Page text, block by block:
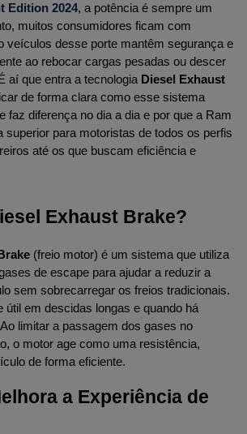
Edition 2024, a potência é sempre um
muitos consumidores ficam com
veículos desse porte mantêm segurança e
ao rebocar cargas pesadas ou descer
aí que entra a tecnologia Diesel Exhaust
de forma clara como esse sistema
faz diferença no dia a dia e por que a Ram
superior para motoristas de todos os perfis
até os que buscam eficiência e
Exhaust Brake?
(freio motor) é um sistema que utiliza
de escape para ajudar a reduzir a
sem sobrecarregar os freios tradicionais.
útil em descidas longas e quando há
limitar a passagem dos gases no
o motor age como uma resistência,
de forma eficiente.
a Experiência de